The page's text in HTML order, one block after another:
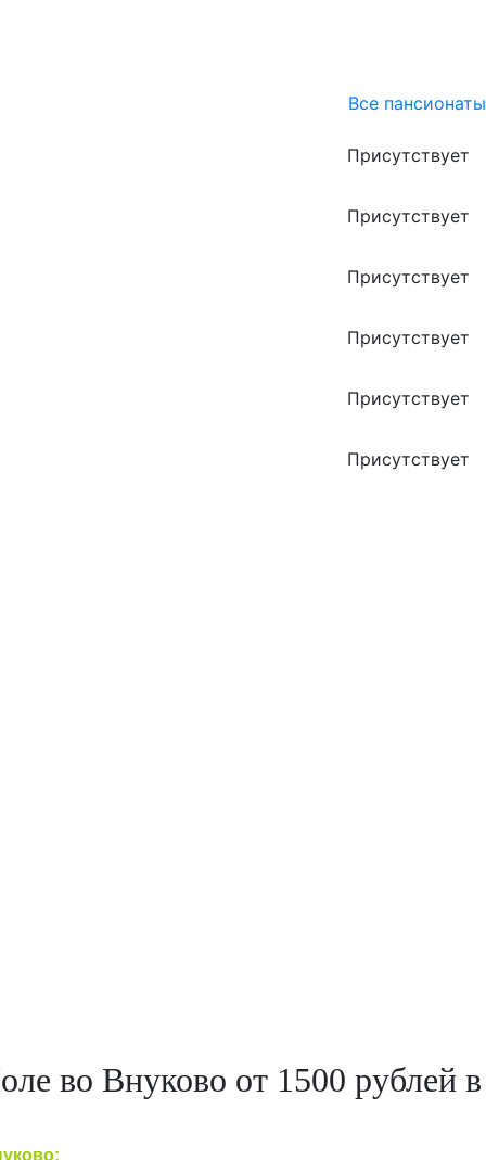
Все пансионаты
Присутствует
Присутствует
Присутствует
Присутствует
Присутствует
Присутствует
во Внуково от 1500 рублей в